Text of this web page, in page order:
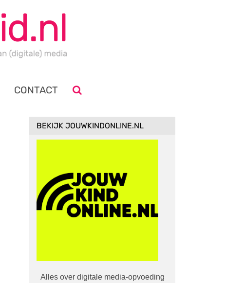
CONTACT
BEKIJK JOUWKINDONLINE.NL
Alles over digitale media-opvoeding